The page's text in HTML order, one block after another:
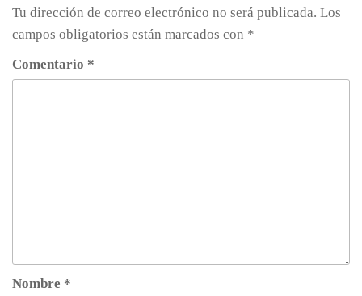
Tu dirección de correo electrónico no será publicada. Los
campos obligatorios están marcados con *
Comentario *
Nombre *